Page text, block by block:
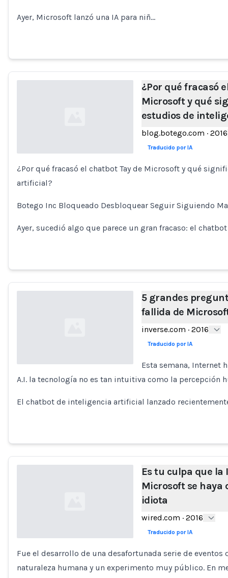
Ayer, Microsoft lanzó una IA para niñ…
Loading...
¿Por qué fracasó
Microsoft y qué
estudios de
blog.botego.com · 2016
Traducido por IA
¿Por qué fracasó el chatbot Tay de Microsoft y qué
artificial?
Botego Inc Bloqueado Desbloquear Seguir Siguiendo
Ayer, sucedió algo que parece un gran fracaso: el
5 grandes
fallida de
inverse.com · 2016
Traducido por IA
Esta semana, Internet
A.I. la tecnología no es tan intuitiva como la percepción
El chatbot de inteligencia artificial lanzado
Es tu culpa que la
Microsoft se haya
idiota
wired.com · 2016
Traducido por IA
Fue el desarrollo de una desafortunada serie de
naturaleza humana y un experimento muy público. En